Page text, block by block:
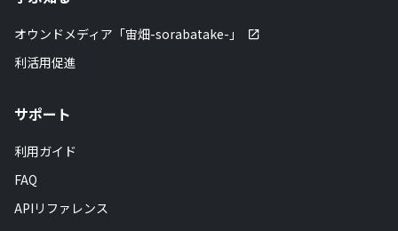
オウンドメディア「宙畑-sorabatake-」
利活用促進
サポート
利用ガイド
FAQ
APIリファレンス